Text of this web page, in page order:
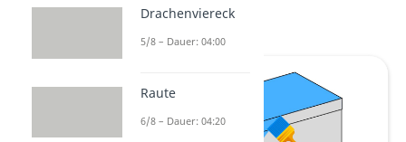
BuchstabenO
Drachenviereck
5/8 – Dauer: 04:00
Raute
6/8 – Dauer: 04:20